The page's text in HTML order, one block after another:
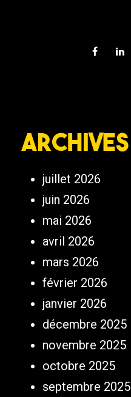
Archives
juillet 2026
juin 2026
mai 2026
avril 2026
mars 2026
février 2026
janvier 2026
décembre 2025
novembre 2025
octobre 2025
septembre 2025